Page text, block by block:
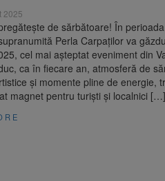
pe DN1E Brașov – Poiana
2025
de sărbătoare! În
Perla Carpaților va
cel mai așteptat eveniment din
ca în fiecare an, atmosferă de
și momente pline de energie,
magnet pentru turiști și localnici […]